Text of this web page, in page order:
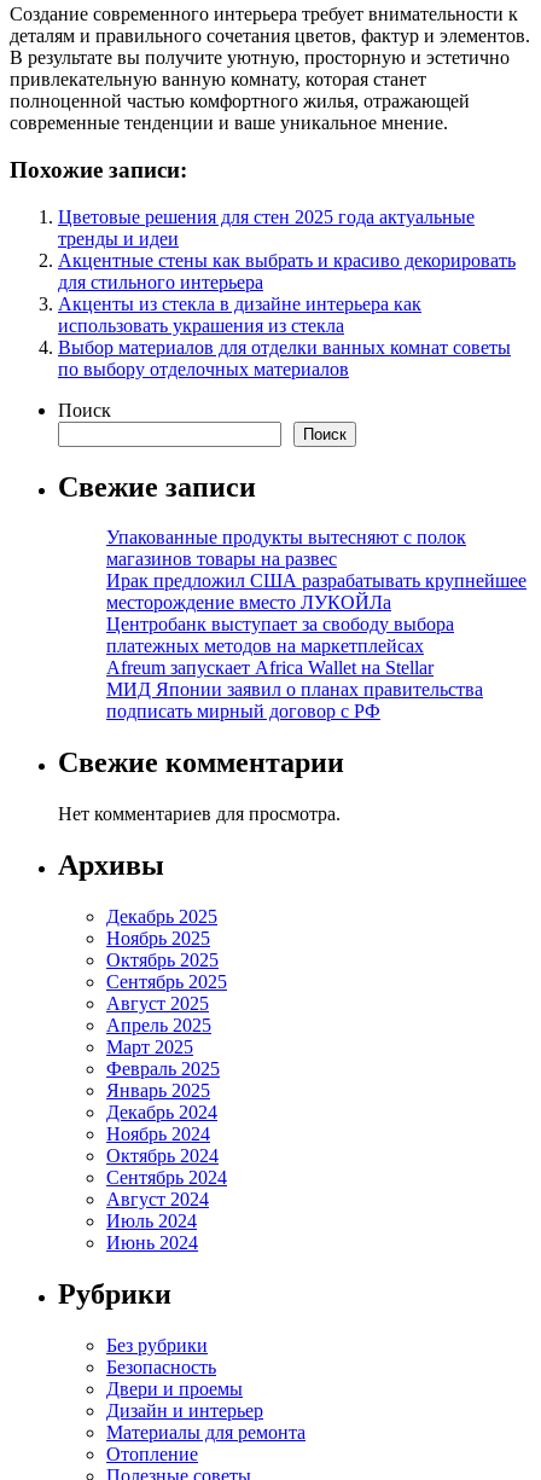
Создание современного интерьера требует внимательности к
деталям и правильного сочетания цветов, фактур и элементов.
В результате вы получите уютную, просторную и эстетично
привлекательную ванную комнату, которая станет
полноценной частью комфортного жилья, отражающей
современные тенденции и ваше уникальное мнение.
Похожие записи:
Цветовые решения для стен 2025 года актуальные
тренды и идеи
Акцентные стены как выбрать и красиво декорировать
для стильного интерьера
Акценты из стекла в дизайне интерьера как
использовать украшения из стекла
Выбор материалов для отделки ванных комнат советы
по выбору отделочных материалов
Поиск
Поиск
Свежие записи
Упакованные продукты вытесняют с полок
магазинов товары на развес
Ирак предложил США разрабатывать крупнейшее
месторождение вместо ЛУКОЙЛа
Центробанк выступает за свободу выбора
платежных методов на маркетплейсах
Afreum запускает Africa Wallet на Stellar
МИД Японии заявил о планах правительства
подписать мирный договор с РФ
Свежие комментарии
Нет комментариев для просмотра.
Архивы
Декабрь 2025
Ноябрь 2025
Октябрь 2025
Сентябрь 2025
Август 2025
Апрель 2025
Март 2025
Февраль 2025
Январь 2025
Декабрь 2024
Ноябрь 2024
Октябрь 2024
Сентябрь 2024
Август 2024
Июль 2024
Июнь 2024
Рубрики
Без рубрики
Безопасность
Двери и проемы
Дизайн и интерьер
Материалы для ремонта
Отопление
Полезные советы